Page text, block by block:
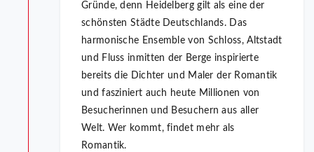
Gründe, denn Heidelberg gilt als eine der
schönsten Städte Deutschlands. Das
harmonische Ensemble von Schloss, Altstadt
und Fluss inmitten der Berge inspirierte
bereits die Dichter und Maler der Romantik
und fasziniert auch heute Millionen von
Besucherinnen und Besuchern aus aller
Welt. Wer kommt, findet mehr als
Romantik.